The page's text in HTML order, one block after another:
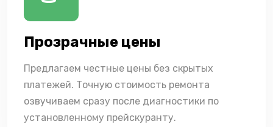
Прозрачные цены
Предлагаем честные цены без скрытых
платежей. Точную стоимость ремонта
озвучиваем сразу после диагностики по
установленному прейскуранту.